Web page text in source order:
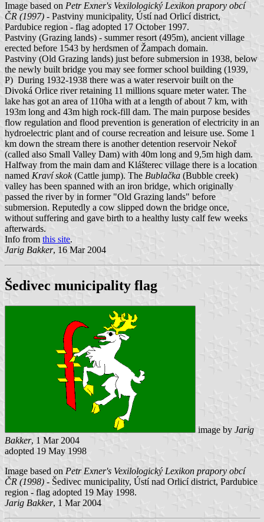
Image based on Petr Exner's Vexilologický Lexikon prapory obcí
ČR (1997) - Pastviny municipality, Ústí nad Orlicí district,
Pardubice region - flag adopted 17 October 1997.
Pastviny (Grazing lands) - summer resort (495m), ancient village
erected before 1543 by herdsmen of Žampach domain.
Pastviny (Old Grazing lands) just before submersion in 1938, below
the newly built bridge you may see former school building (1939,
P) During 1932-1938 there was a water reservoir built on the
Divoká Orlice river retaining 11 millions square meter water. The
lake has got an area of 110ha with at a length of about 7 km, with
193m long and 43m high rock-fill dam. The main purpose besides
flow regulation and flood prevention is generation of electricity in an
hydroelectric plant and of course recreation and leisure use. Some 1
km down the stream there is another detention reservoir Nekoř
(called also Small Valley Dam) with 40m long and 9,5m high dam.
Halfway from the main dam and Klášterec village there is a location
named Kraví skok (Cattle jump). The Bublačka (Bubble creek)
valley has been spanned with an iron bridge, which originally
passed the river by in former "Old Grazing lands" before
submersion. Reputedly a cow slipped down the bridge once,
without suffering and gave birth to a healthy lusty calf few weeks
afterwards.
Info from this site.
Jarig Bakker, 16 Mar 2004
Šedivec municipality flag
image by Jarig
Bakker, 1 Mar 2004
adopted 19 May 1998
Image based on Petr Exner's Vexilologický Lexikon prapory obcí
ČR (1998) - Šedivec municipality, Ústí nad Orlicí district, Pardubice
region - flag adopted 19 May 1998.
Jarig Bakker, 1 Mar 2004